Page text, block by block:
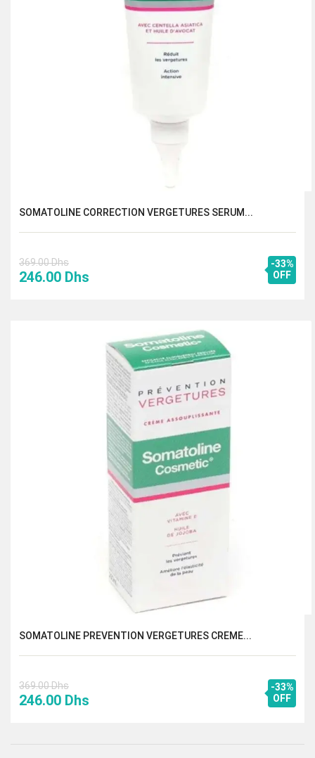
SOMATOLINE CORRECTION VERGETURES SERUM...
369.00Dhs
Le
246.00 Dhs
246.00 Dhs.
-33%
OFF
SOMATOLINE PREVENTION VERGETURES CREME...
369.00Dhs
Le
246.00 Dhs
-33%
OFF